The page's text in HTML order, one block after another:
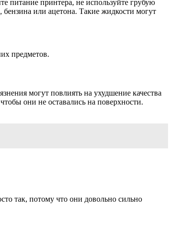
питание принтера, не используйте грубую
или ацетона. Такие жидкости могут
предметов.
могут повлиять на ухудшение качества
они не оставались на поверхности.
так, потому что они довольно сильно